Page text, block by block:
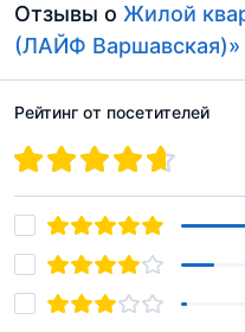
Отзывы о Жилой
(ЛАЙФ Варшавская)»
Рейтинг от посетителей